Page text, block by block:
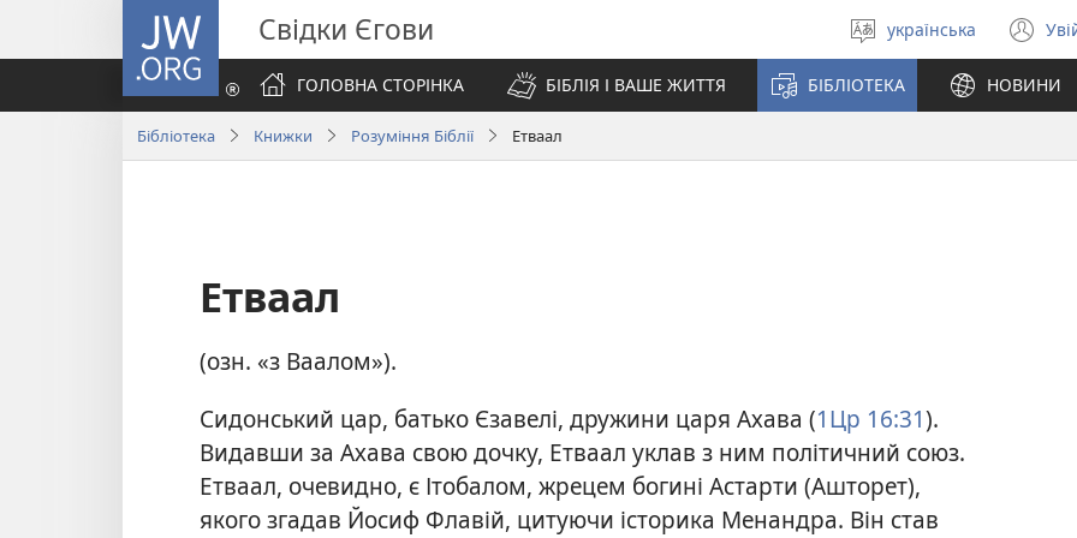
JW.ORG Свідки Єгови
Вибрати
мову
українська
у
ГОЛОВНА СТОРІНКА
БІБЛІЯ І ВАШЕ ЖИТТЯ БІБЛІОТЕКА НОВИНИ
Бібліотека Книжки Розуміння Біблії Етваал
Етваал
(озн. «з Ваалом»).
Сидонський цар, батько Єзавелі, дружини царя Ахава (1Цр 16:31).
Видавши за Ахава свою дочку, Етваал уклав з ним політичний союз.
Етваал, очевидно, є Ітобалом, жрецем богині Астарти (Ашторет),
якого згадав Йосиф Флавій, цитуючи історика Менандра. Він став